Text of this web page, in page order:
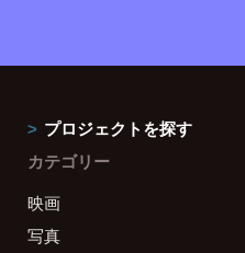
プロジェクトを探す
カテゴリー
映画
写真